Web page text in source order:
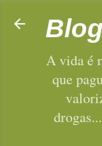
A vida é
que